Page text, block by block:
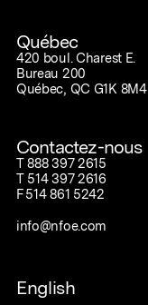
Québec
420 boul. Charest E.
Bureau 200
Québec, QC G1K 8M4
Contactez-nous
T888 397 2615
T 514 397 2616
F514 861 5242
info@nfoe.com
English